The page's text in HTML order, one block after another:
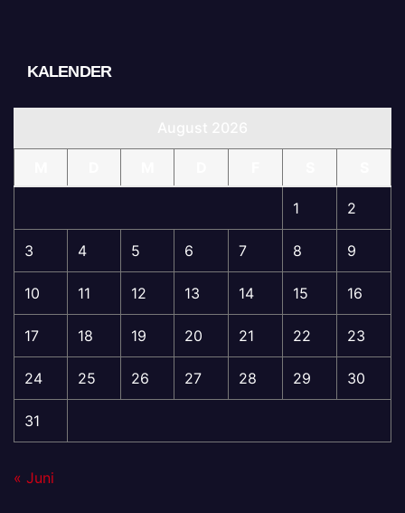
KALENDER
1 2
3 4 5 6 7 8 9
10 11 12 13 14 15 16
17 18 19 20 21 22 23
24 25 26 27 28 29 30
31
« Juni